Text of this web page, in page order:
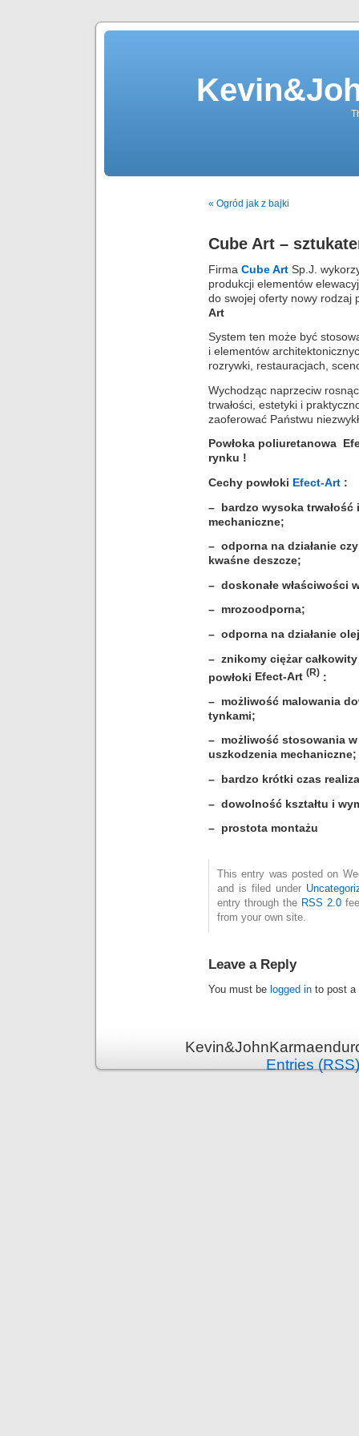
« Ogród jak z bajki
Cube Art –
Firma Cube Art Sp.J.
produkcji elementów
do swojej oferty nowy rodzaj
Art
System ten może być
i elementów
rozrywki, restauracjach,
Wychodząc naprzeciw
trwałości, estetyki i
zaoferować Państwu
Powłoka poliuretanowa
rynku !
Cechy powłoki Efect-Art :
– bardzo wysoka trwałość
mechaniczne;
– odporna na działanie
kwaśne deszcze;
– doskonałe właściwości
– mrozoodporna;
– odporna na działanie
– znikomy ciężar
powłoki Efect-Art (R) :
– możliwość malowania
tynkami;
– możliwość stosowania
uszkodzenia mechaniczne;
– bardzo krótki czas
– dowolność kształtu i
– prostota montażu
This entry was posted on
and is filed under
entry through the RSS 2.0
from your own site.
Leave a Reply
You must be logged in to post a
Entries (RSS)